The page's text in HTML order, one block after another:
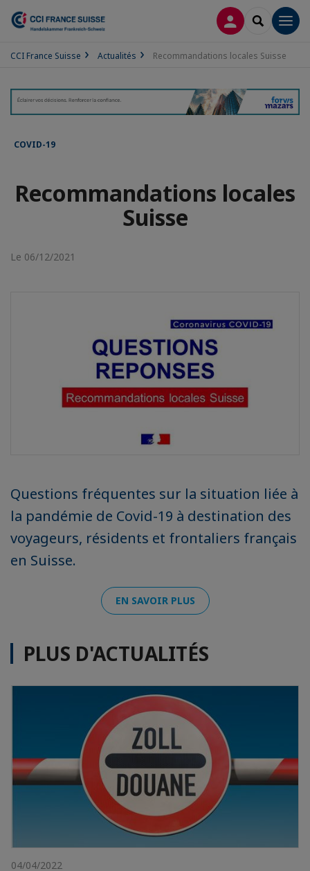
CONNEXION
CCI France Suisse Actualités Recommandations locales Suisse
COVID-19
Recommandations locales
Suisse
Le 06/12/2021
Questions fréquentes sur la situation liée à
la pandémie de Covid-19 à destination des
voyageurs, résidents et frontaliers français
en Suisse.
EN SAVOIR PLUS
PLUS D'ACTUALITÉS
04/04/2022